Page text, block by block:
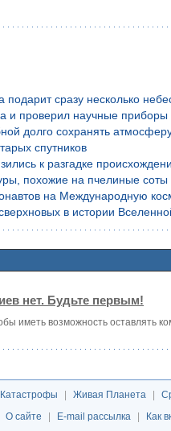
сразу несколько
и проверил научные приборы
долго сохранять
спутников
к разгадке
похожие на пчелиные соты
на Международную
в истории
нет. Будьте первым!
иметь возможность оставлять
Катастрофы Живая Планета
О сайте E-mail рассылка Как